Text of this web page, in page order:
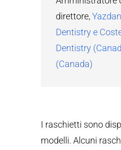
direttore,
Dentistry e
Dentistry
(Canada)
I raschietti sono
modelli. Alcuni